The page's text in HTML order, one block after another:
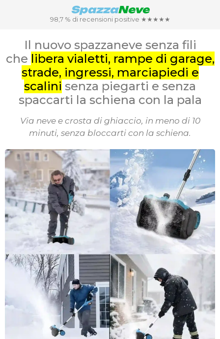
SpazzaNeve
98,7 % di recensioni positive ★★★★★
Il nuovo spazzaneve senza fili
che libera vialetti, rampe di garage,
strade, ingressi, marciapiedi e
scalini senza piegarti e senza
spaccarti la schiena con la pala
Via neve e crosta di ghiaccio, in meno di 10
minuti, senza bloccarti con la schiena.